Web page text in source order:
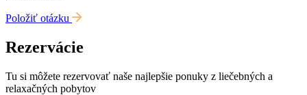
Položiť otázku
Rezervácie
Tu si môžete rezervovať naše najlepšie ponuky z liečebných a
relaxačných pobytov